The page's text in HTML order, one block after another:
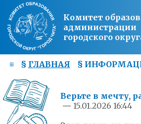
Комитет
администрации
городского
≡ § ГЛАВНАЯ §
Верьте в мечту,
— 15.01.2026 16:44